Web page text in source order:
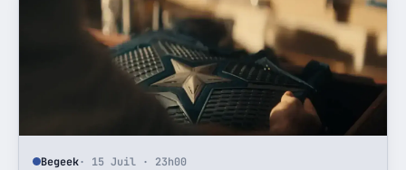
Begeek· 15 Juil · 23h00